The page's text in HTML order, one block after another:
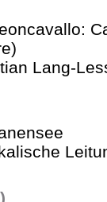
Lang-